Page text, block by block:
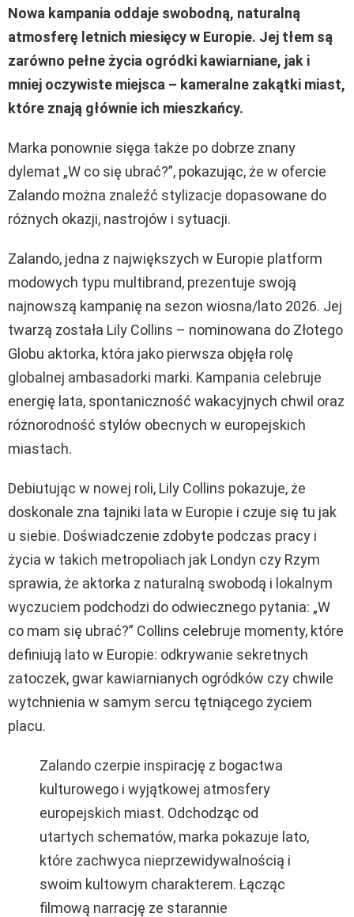
Nowa kampania oddaje swobodną, naturalną
atmosferę letnich miesięcy w Europie. Jej tłem są
zarówno pełne życia ogródki kawiarniane, jak i
mniej oczywiste miejsca – kameralne zakątki miast,
które znają głównie ich mieszkańcy.
Marka ponownie sięga także po dobrze znany
dylemat „W co się ubrać?”, pokazując, że w ofercie
Zalando można znaleźć stylizacje dopasowane do
różnych okazji, nastrojów i sytuacji.
Zalando, jedna z największych w Europie platform
modowych typu multibrand, prezentuje swoją
najnowszą kampanię na sezon wiosna/lato 2026. Jej
twarzą została Lily Collins – nominowana do Złotego
Globu aktorka, która jako pierwsza objęła rolę
globalnej ambasadorki marki. Kampania celebruje
energię lata, spontaniczność wakacyjnych chwil oraz
różnorodność stylów obecnych w europejskich
miastach.
Debiutując w nowej roli, Lily Collins pokazuje, że
doskonale zna tajniki lata w Europie i czuje się tu jak
u siebie. Doświadczenie zdobyte podczas pracy i
życia w takich metropoliach jak Londyn czy Rzym
sprawia, że aktorka z naturalną swobodą i lokalnym
wyczuciem podchodzi do odwiecznego pytania: „W
co mam się ubrać?” Collins celebruje momenty, które
definiują lato w Europie: odkrywanie sekretnych
zatoczek, gwar kawiarnianych ogródków czy chwile
wytchnienia w samym sercu tętniącego życiem
placu.
Zalando czerpie inspirację z bogactwa
kulturowego i wyjątkowej atmosfery
europejskich miast. Odchodząc od
utartych schematów, marka pokazuje lato,
które zachwyca nieprzewidywalnością i
swoim kultowym charakterem. Łącząc
filmową narrację ze starannie